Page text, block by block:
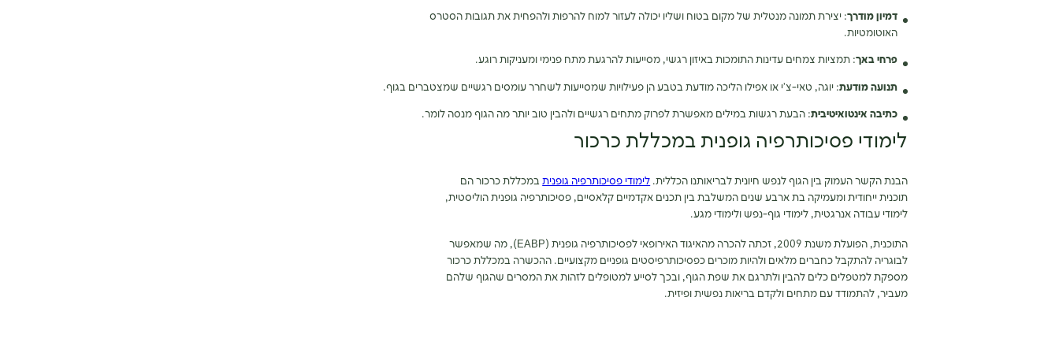
דמיון מודרך: יצירת תמונה מנטלית של מקום בטוח ושליו יכולה לעזור למוח להרפות ולהפחית את תגובות הסטרס
האוטומטיות.
פרחי באך: תמציות צמחים עדינות התומכות באיזון רגשי, מסייעות להרגעת מתח פנימי ומעניקות רוגע.
תנועה מודעת: יוגה, טאי-צ’י או אפילו הליכה מודעת בטבע הן פעילויות שמסייעות לשחרר עומסים רגשיים שמצטברים בגוף.
כתיבה אינטואיטיבית: הבעת רגשות במילים מאפשרת לפרוק מתחים רגשיים ולהבין טוב יותר מה הגוף מנסה לומר.
לימודי פסיכותרפיה גופנית במכללת כרכור
הבנת הקשר העמוק בין הגוף לנפש חיונית לבריאותנו הכללית. לימודי פסיכותרפיה גופניתבמכללת כרכור הם
תוכנית ייחודית ומעמיקה בת ארבע שנים המשלבת בין תכנים אקדמיים קלאסיים, פסיכותרפיה גופנית הוליסטית,
לימודי עבודה אנרגטית, לימודי גוף-נפש ולימודי מגע.
התוכנית, הפועלת משנת 2009, זכתה להכרה מהאיגוד האירופאי לפסיכותרפיה גופנית (EABP), מה שמאפשר
לבוגריה להתקבל כחברים מלאים ולהיות מוכרים כפסיכותרפיסטים גופניים מקצועיים. ההכשרה במכללת כרכור
מספקת למטפלים כלים להבין ולתרגם את שפת הגוף, ובכך לסייע למטופלים לזהות את המסרים שהגוף שלהם
מעביר, להתמודד עם מתחים ולקדם בריאות נפשית ופיזית.